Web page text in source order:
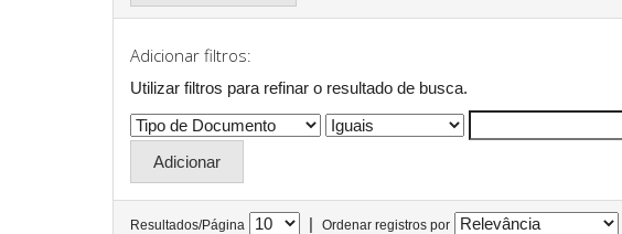
Adicionar filtros:
Utilizar filtros para refinar o resultado de busca.
Resultados/Página | Ordenar registros por